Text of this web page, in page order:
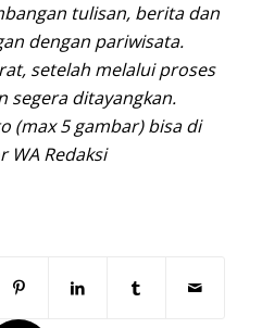
tulisan, berita dan
dengan pariwisata.
setelah melalui proses
segera ditayangkan.
(max 5 gambar) bisa di
Redaksi